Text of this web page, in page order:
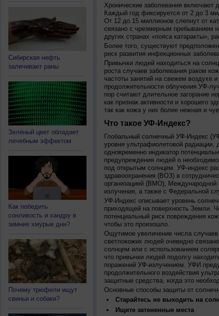
Сибирская нефть
залечивает раны
Зелёный цвет обладает
лечебным эффектом
Как победить
сонливость и хандру в
зимние хмурые дни?
Почему трюфели ищут
свиньи и собаки?
Хронические заболевания включают
Каждый год фиксируется от 2 до 3
От 12 до 15 миллионов слепнут от
связано с чрезмерным пребыванием
других странах «пояса катаракты»,
Более того, существуют
риск развития инфекционных
Привычки людей находиться на
роста случаев заболевания раком
частоты занятий на свежем воздухе
продолжительности облучения УФ-
пор считают длительное загорание
как признак активности и хорошего
так как кожа у них более нежная и
Что такое УФ-Индекс?
Глобальный солнечный УФ-Индекс
уровня ультрафиолетовой
одновременно индикатор
предупреждения людей о
под открытым солнцем. УФ-индекс
здравоохранения (ВОЗ) в
организацией (ВМО), Международной
излучения, а также с Федеральной
УФ-Индекс описывает уровень
приходящей на поверхность Земли.
потенциальный риск повреждения
чтобы это произошло.
Ощутимое увеличение числа
светлокожих людей очевидно
солнцем или с использованием
что привычки людей подолгу
поражений УФ-излучением. УФИ
продолжительного воздействия
защитные средства, когда это
Основные способы защиты от
Старайтесь не выходить на
Ищите затененные места